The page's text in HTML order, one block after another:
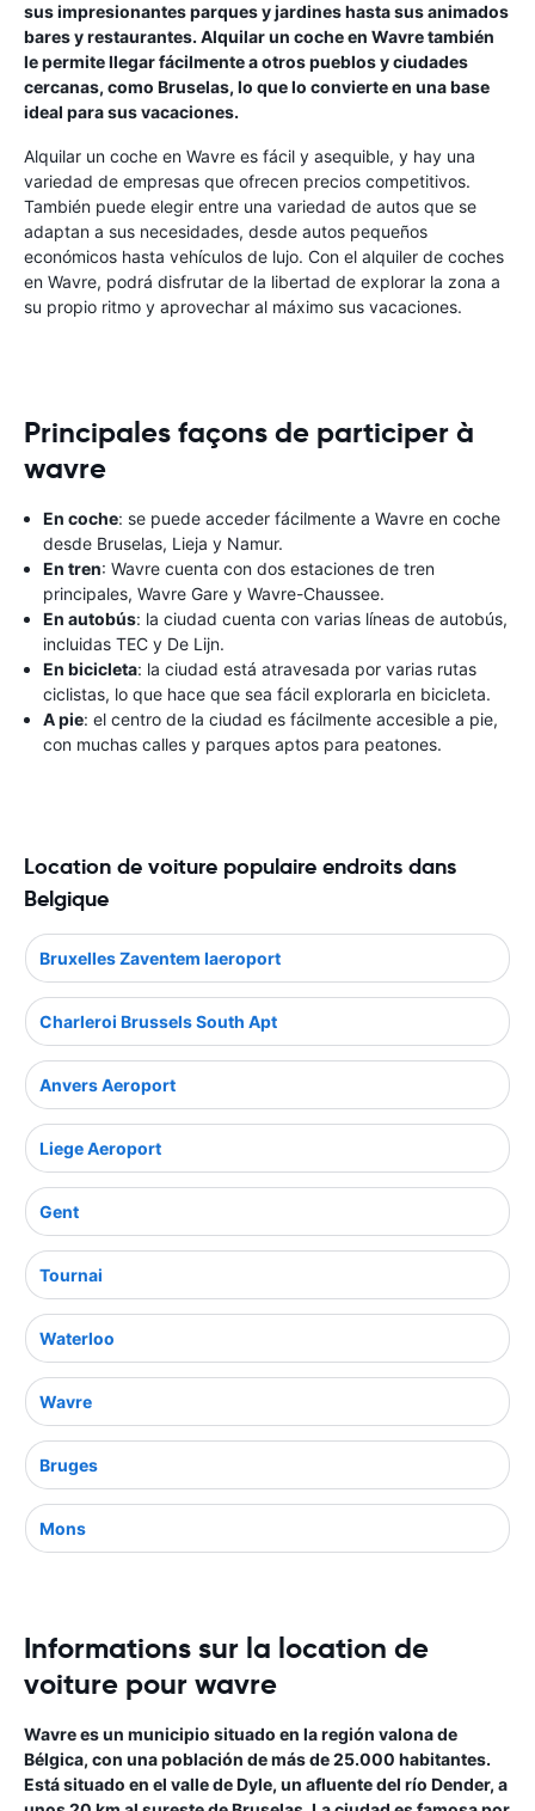
sus impresionantes parques y jardines hasta sus animados
bares y restaurantes. Alquilar un coche en Wavre también
le permite llegar fácilmente a otros pueblos y ciudades
cercanas, como Bruselas, lo que lo convierte en una base
ideal para sus vacaciones.
Alquilar un coche en Wavre es fácil y asequible, y hay una
variedad de empresas que ofrecen precios competitivos.
También puede elegir entre una variedad de autos que se
adaptan a sus necesidades, desde autos pequeños
económicos hasta vehículos de lujo. Con el alquiler de coches
en Wavre, podrá disfrutar de la libertad de explorar la zona a
su propio ritmo y aprovechar al máximo sus vacaciones.
Principales façons de participer à
wavre
En coche: se puede acceder fácilmente a Wavre en coche
desde Bruselas, Lieja y Namur.
En tren: Wavre cuenta con dos estaciones de tren
principales, Wavre Gare y Wavre-Chaussee.
En autobús: la ciudad cuenta con varias líneas de autobús,
incluidas TEC y De Lijn.
En bicicleta: la ciudad está atravesada por varias rutas
ciclistas, lo que hace que sea fácil explorarla en bicicleta.
A pie: el centro de la ciudad es fácilmente accesible a pie,
con muchas calles y parques aptos para peatones.
Location de voiture populaire endroits dans
Belgique
Bruxelles Zaventem Iaeroport
Charleroi Brussels South Apt
Anvers Aeroport
Liege Aeroport
Gent
Tournai
Waterloo
Wavre
Bruges
Mons
Informations sur la location de
voiture pour wavre
Wavre es un municipio situado en la región valona de
Bélgica, con una población de más de 25.000 habitantes.
Está situado en el valle de Dyle, un afluente del río Dender, a